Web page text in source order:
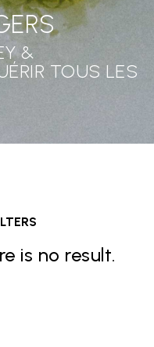
&
TOUS LES
is no result.